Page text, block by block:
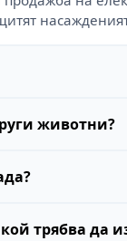
животни?
трябва да